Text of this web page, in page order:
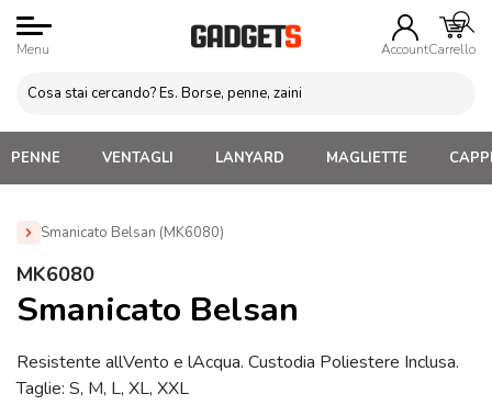
Menu AccountCarrello
PENNE VENTAGLI LANYARD MAGLIETTE
Smanicato Belsan (MK6080)
Home »
(MK6080)
MK6080
Smanicato Belsan
Resistente allVento e lAcqua. Custodia Poliestere Inclusa.
Taglie: S, M, L, XL, XXL